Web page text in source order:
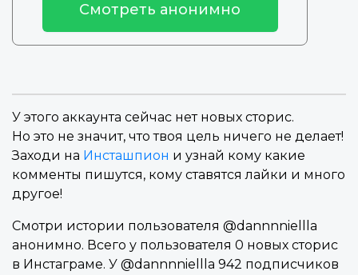
Смотреть анонимно
У этого аккаунта сейчас нет новых сторис.
Но это не значит, что твоя цель ничего не делает!
Заходи на Инсташпион и узнай кому какие
комменты пишутся, кому ставятся лайки и много
другое!
Смотри истории пользователя @dannnniellla
анонимно. Всего у пользователя 0 новых сторис
в Инстаграме. У @dannnniellla 942 подписчиков